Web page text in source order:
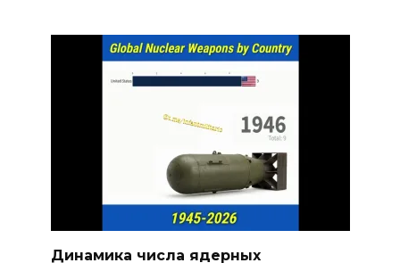
Динамика числа ядерных